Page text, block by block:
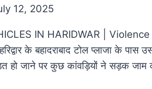
12, 2025
IN HARIDWAR |
के बहादराबाद टोल प्लाजा के पास
हो जाने पर कुछ कांवड़ियों ने सड़क